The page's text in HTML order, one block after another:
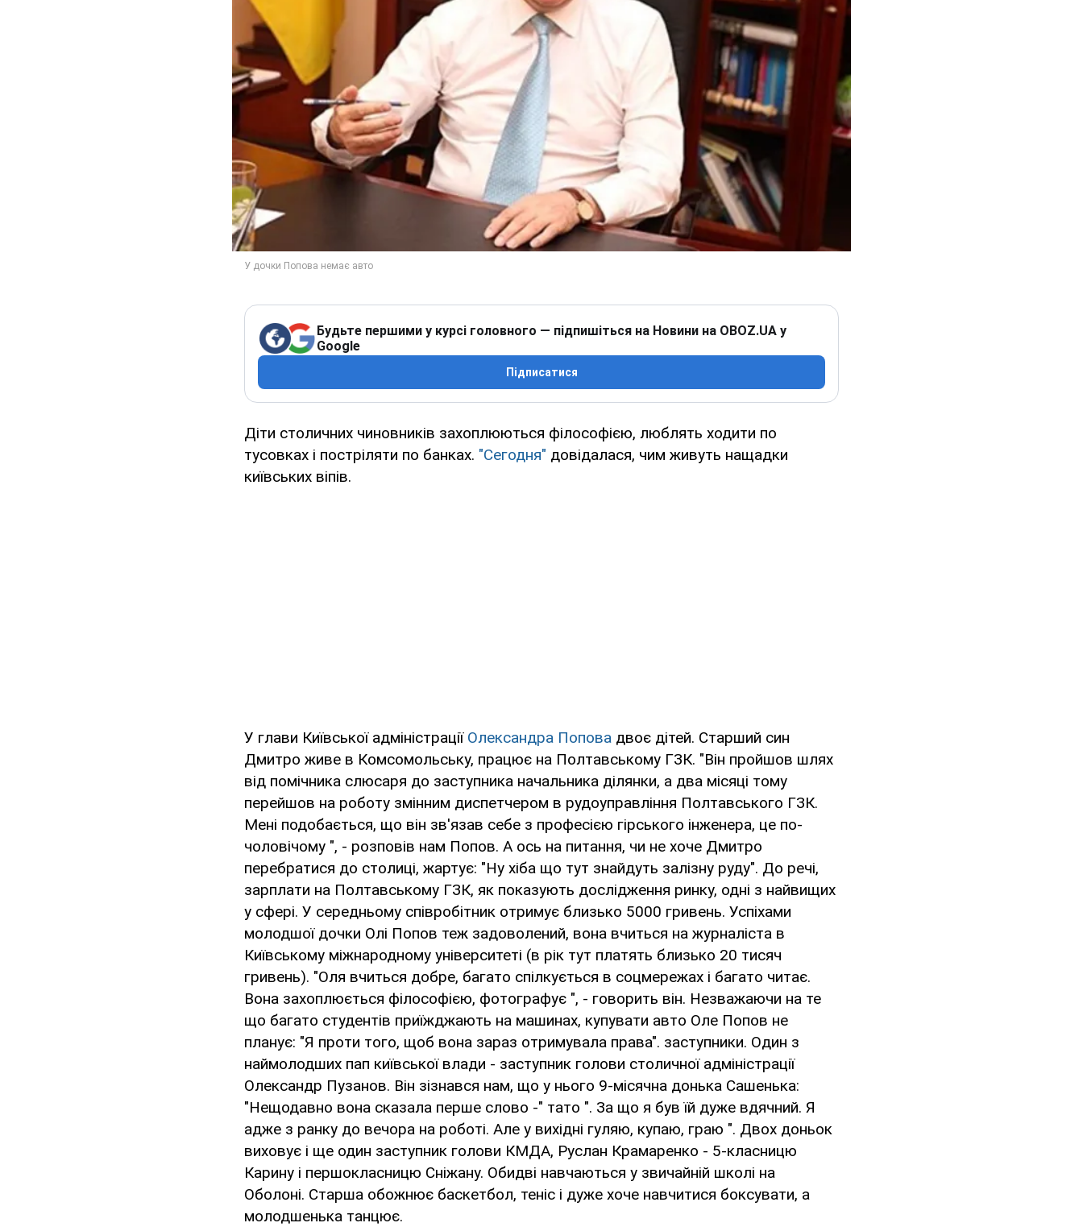
Будьте першими у курсі головного — підпишіться на Новини на OBOZ.UA у
Google
Підписатися
Діти столичних чиновників захоплюються філософією, люблять ходити по
тусовках і постріляти по банках. "Сегодня" довідалася, чим живуть нащадки
київських віпів.
У глави Київської адміністрації Олександра Попова двоє дітей. Старший син
Дмитро живе в Комсомольську, працює на Полтавському ГЗК. "Він пройшов шлях
від помічника слюсаря до заступника начальника ділянки, а два місяці тому
перейшов на роботу змінним диспетчером в рудоуправління Полтавського ГЗК.
Мені подобається, що він зв'язав себе з професією гірського інженера, це по-
чоловічому ", - розповів нам Попов. А ось на питання, чи не хоче Дмитро
перебратися до столиці, жартує: "Ну хіба що тут знайдуть залізну руду". До речі,
зарплати на Полтавському ГЗК, як показують дослідження ринку, одні з найвищих
у сфері. У середньому співробітник отримує близько 5000 гривень. Успіхами
молодшої дочки Олі Попов теж задоволений, вона вчиться на журналіста в
Київському міжнародному університеті (в рік тут платять близько 20 тисяч
гривень). "Оля вчиться добре, багато спілкується в соцмережах і багато читає.
Вона захоплюється філософією, фотографує ", - говорить він. Незважаючи на те
що багато студентів приїжджають на машинах, купувати авто Оле Попов не
планує: "Я проти того, щоб вона зараз отримувала права". заступники. Один з
наймолодших пап київської влади - заступник голови столичної адміністрації
Олександр Пузанов. Він зізнався нам, що у нього 9-місячна донька Сашенька:
"Нещодавно вона сказала перше слово -" тато ". За що я був їй дуже вдячний. Я
адже з ранку до вечора на роботі. Але у вихідні гуляю, купаю, граю ". Двох доньок
виховує і ще один заступник голови КМДА, Руслан Крамаренко - 5-класницю
Карину і першокласницю Сніжану. Обидві навчаються у звичайній школі на
Оболоні. Старша обожнює баскетбол, теніс і дуже хоче навчитися боксувати, а
молодшенька танцює.